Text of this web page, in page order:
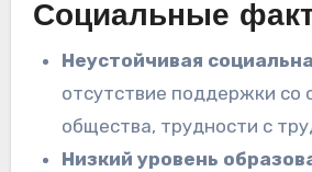
Социальные
Неустойчивая
отсутствие поддержки со
общества, трудности с
Низкий уровень